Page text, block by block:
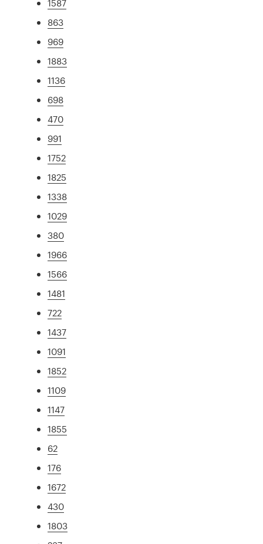
1587
863
969
1883
1136
698
470
991
1752
1825
1338
1029
380
1966
1566
1481
722
1437
1091
1852
1109
1147
1855
62
176
1672
430
1803